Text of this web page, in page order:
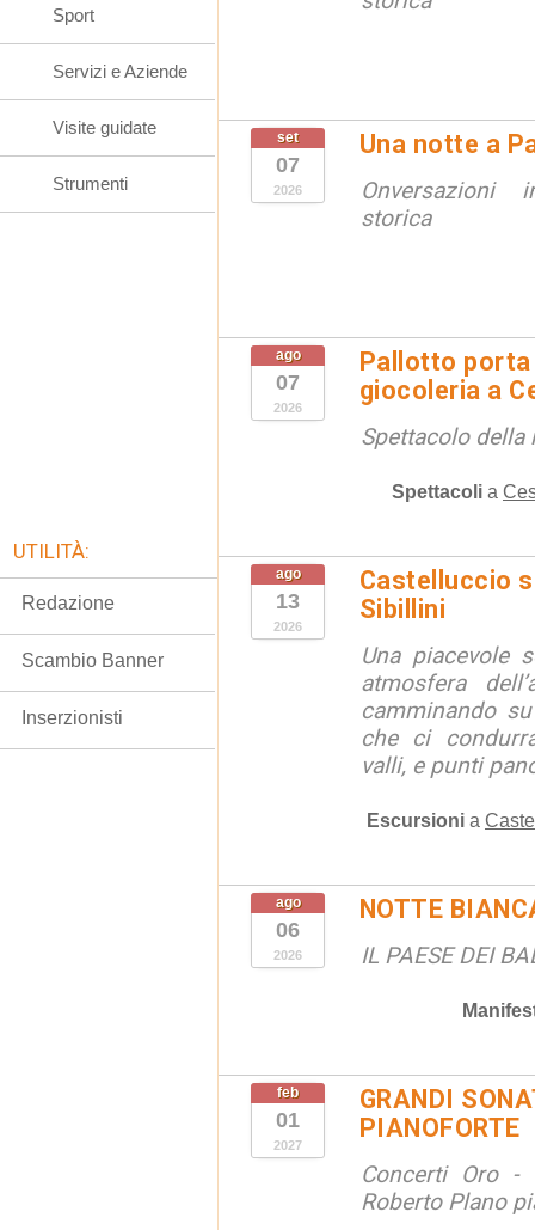
set
07
2026
Una notte a
Onversazioni
storica
ago
07
2026
Pallotto
giocoleria a
Spettacolo della
Spettacoli a
ago
13
2026
Castelluccio
Sibillini
Una piacevole
atmosfera
camminando
che ci
valli, e punti
Escursioni a
ago
06
2026
NOTTE
IL PAESE DEI
feb
01
2027
GRANDI
PIANOFORTE
Concerti Oro -
Roberto Plano
Sport
Servizi e Aziende
Visite guidate
Strumenti
UTILITÀ:
Redazione
Scambio Banner
Inserzionisti